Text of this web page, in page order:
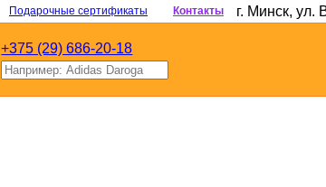
Подарочные сертификаты Контакты г. Минск, ул.
+375 (29) 686-20-18